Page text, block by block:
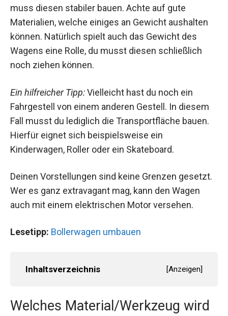
muss diesen stabiler bauen. Achte auf gute
Materialien, welche einiges an Gewicht aushalten
können. Natürlich spielt auch das Gewicht des
Wagens eine Rolle, du musst diesen schließlich
noch ziehen können.
Ein hilfreicher Tipp:Vielleicht hast du noch ein
Fahrgestell von einem anderen Gestell. In diesem
Fall musst du lediglich die Transportfläche bauen.
Hierfür eignet sich beispielsweise ein
Kinderwagen, Roller oder ein Skateboard.
Deinen Vorstellungen sind keine Grenzen gesetzt.
Wer es ganz extravagant mag, kann den Wagen
auch mit einem elektrischen Motor versehen.
Lesetipp: Bollerwagen umbauen
Inhaltsverzeichnis [Anzeigen]
Welches Material/Werkzeug wird